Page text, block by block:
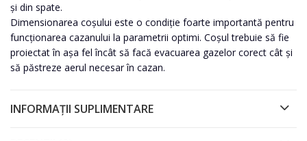
și din spate.
Dimensionarea coșului este o condiție foarte importantă pentru
funcționarea cazanului la parametrii optimi. Coșul trebuie să fie
proiectat în așa fel încât să facă evacuarea gazelor corect cât și
să păstreze aerul necesar în cazan.
INFORMAȚII SUPLIMENTARE